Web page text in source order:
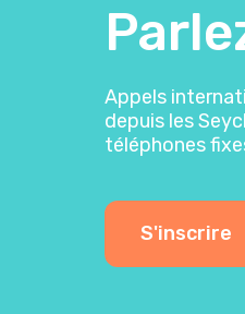
Appels
depuis les
téléphones
S'inscrire